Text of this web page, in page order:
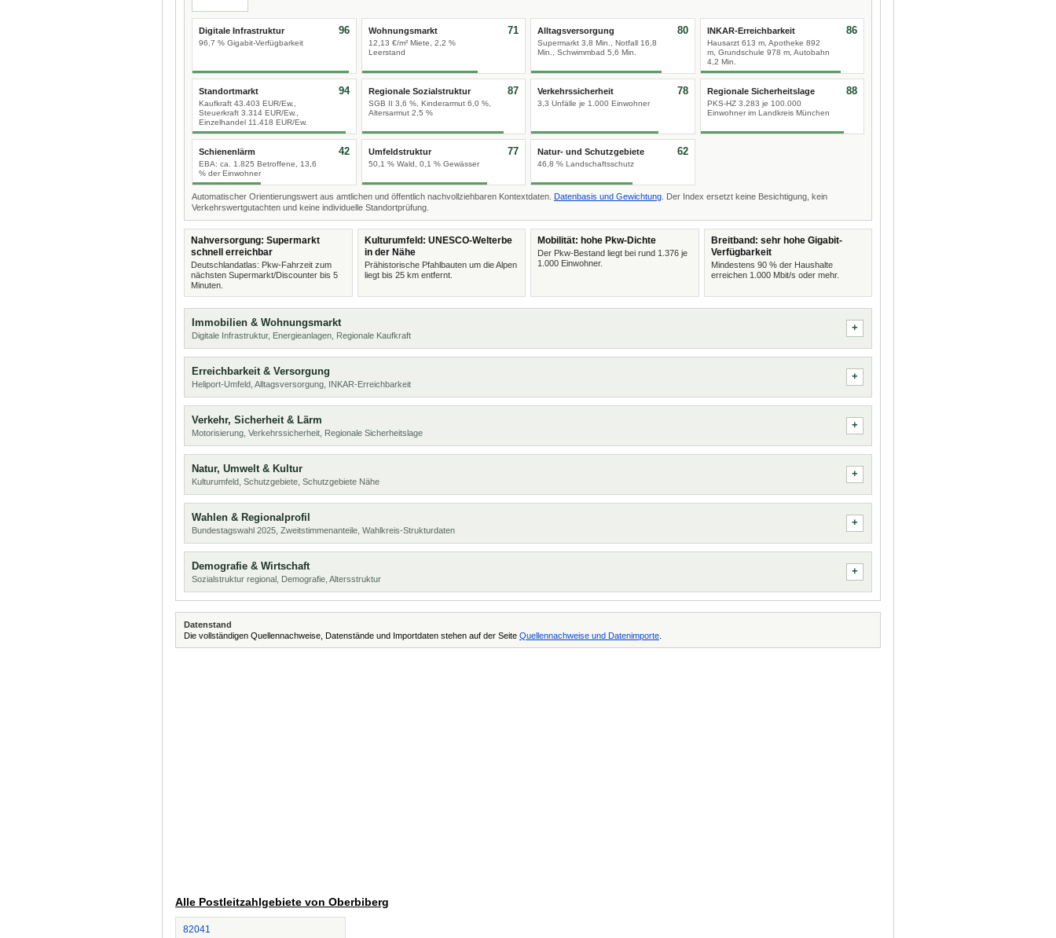
Digitale Infrastruktur
96,7 % Gigabit-Verfügbarkeit
96 Wohnungsmarkt
12,13 €/m² Miete, 2,2 %
Leerstand
71 Alltagsversorgung
Supermarkt 3,8 Min., Notfall 16,8
Min., Schwimmbad 5,6 Min.
80 INKAR-Erreichbarkeit
Hausarzt 613 m, Apotheke 892
m, Grundschule 978 m, Autobahn
4,2 Min.
86
Standortmarkt
Kaufkraft 43.403 EUR/Ew.,
Steuerkraft 3.314 EUR/Ew.,
Einzelhandel 11.418 EUR/Ew.
94 Regionale Sozialstruktur
SGB II 3,6 %, Kinderarmut 6,0 %,
Altersarmut 2,5 %
87 Verkehrssicherheit
3,3 Unfälle je 1.000 Einwohner
78 Regionale Sicherheitslage
PKS-HZ 3.283 je 100.000
Einwohner im Landkreis München
88
Schienenlärm
EBA: ca. 1.825 Betroffene, 13,6
% der Einwohner
42 Umfeldstruktur
50,1 % Wald, 0,1 % Gewässer
77 Natur- und Schutzgebiete
46,8 % Landschaftsschutz
62
Automatischer Orientierungswert aus amtlichen und öffentlich nachvollziehbaren Kontextdaten. Datenbasis und Gewichtung . Der Index ersetzt keine Besichtigung, kein
Verkehrswertgutachten und keine individuelle Standortprüfung.
Nahversorgung: Supermarkt
schnell erreichbar
Deutschlandatlas: Pkw-Fahrzeit zum
nächsten Supermarkt/Discounter bis 5
Minuten.
Kulturumfeld: UNESCO-Welterbe
in der Nähe
Prähistorische Pfahlbauten um die Alpen
liegt bis 25 km entfernt.
Mobilität: hohe Pkw-Dichte
Der Pkw-Bestand liegt bei rund 1.376 je
1.000 Einwohner.
Breitband: sehr hohe Gigabit-
Verfügbarkeit
Mindestens 90 % der Haushalte
erreichen 1.000 Mbit/s oder mehr.
Immobilien & Wohnungsmarkt
Digitale Infrastruktur, Energieanlagen, Regionale Kaufkraft
Erreichbarkeit & Versorgung
Heliport-Umfeld, Alltagsversorgung, INKAR-Erreichbarkeit
Verkehr, Sicherheit & Lärm
Motorisierung, Verkehrssicherheit, Regionale Sicherheitslage
Natur, Umwelt & Kultur
Kulturumfeld, Schutzgebiete, Schutzgebiete Nähe
Wahlen & Regionalprofil
Bundestagswahl 2025, Zweitstimmenanteile, Wahlkreis-Strukturdaten
Demografie & Wirtschaft
Sozialstruktur regional, Demografie, Altersstruktur
Datenstand
Die vollständigen Quellennachweise, Datenstände und Importdaten stehen auf der Seite Quellennachweise und Datenimporte
Alle Postleitzahlgebiete von Oberbiberg
82041